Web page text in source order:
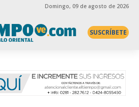
Domingo, 09 de agosto de 2026
SUSCRÍBETE